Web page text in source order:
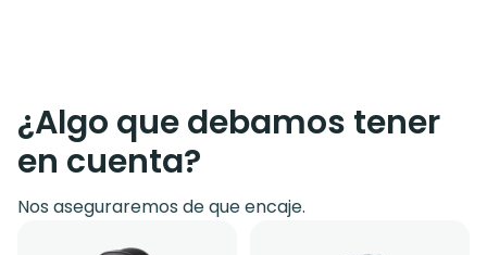
¿Algo que debamos tener
en cuenta?
Nos aseguraremos de que encaje.